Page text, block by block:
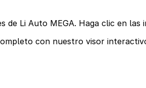
de Li Auto MEGA. Haga clic en
con nuestro visor